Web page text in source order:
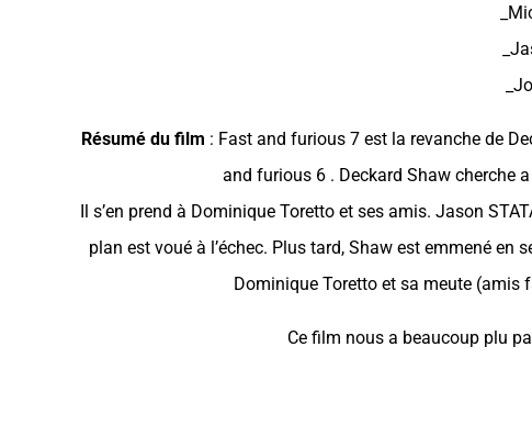
Résumé du film : Fast and furious 7 est la revanche de
and furious 6 . Deckard Shaw cherche
Il s’en prend à Dominique Toretto et ses amis. Jason
plan est voué à l’échec. Plus tard, Shaw est emmené
Dominique Toretto et sa meute (amis
Ce film nous a beaucoup plu